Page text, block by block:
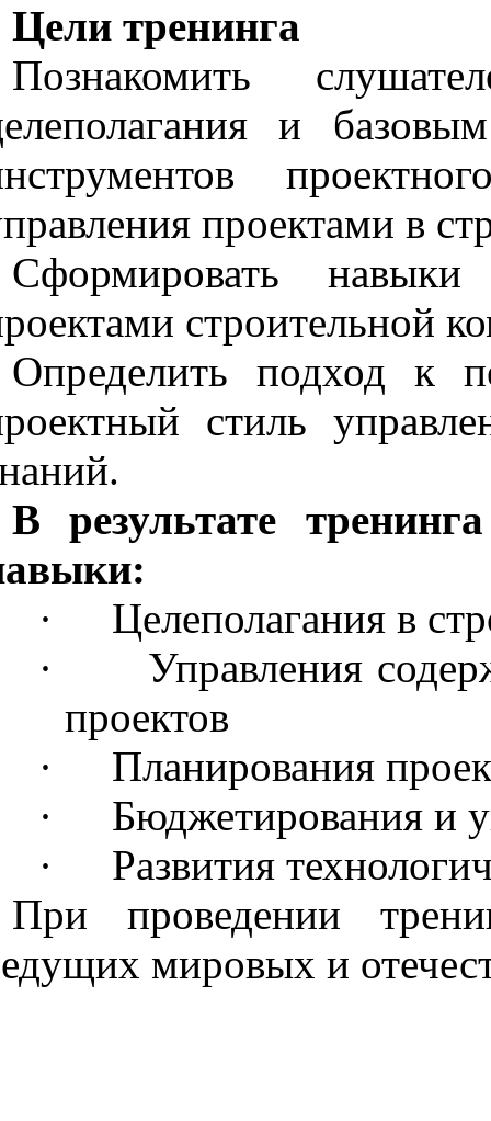
Цели тренинга
Познакомить
и
проектами в
Сформировать
строительной
Определить подход к
стиль
В результате
·
Целеполагания в
·
Управления
проектов
·
Планирования
·
Бюджетирования и
·
Развития
При проведении
мировых и